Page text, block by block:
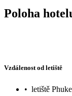
Poloha
Vzdálenost od letiště
• letiště